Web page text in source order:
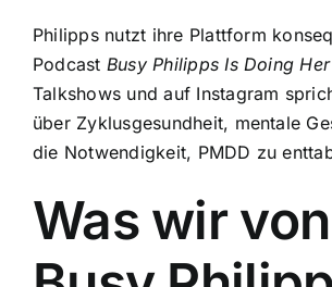
Philipps nutzt ihre Plattform
Podcast Busy Philipps Is Doing
Talkshows und auf Instagram
über Zyklusgesundheit, mentale
die Notwendigkeit, PMDD zu
Was wir von